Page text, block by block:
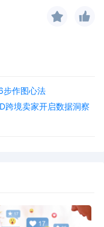
时，年销售额超过百万
占比达到59.9%，而
演变为成熟企业的基础
化既带来了挑战，也蕴
降低库存风险，对于
探讨应对策略，共同
步作图心法
跨境卖家开启数据洞察